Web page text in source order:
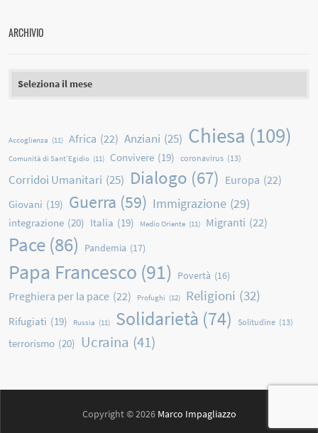
ARCHIVIO
Accoglienza (11) Africa (22) Anziani (25) Chiesa (109)
Comunità di Sant'Egidio (11) Convivere (19) coronavirus (13)
Corridoi Umanitari (25) Dialogo (67) Europa (22)
Giovani (19) Guerra (59) Immigrazione (29)
integrazione (20) Italia (19) Medio Oriente (11) Migranti (22)
Pace (86) Pandemia (17)
Papa Francesco (91) Povertà (16)
Preghiera per la pace (22) Profughi (12) Religioni (32)
Rifugiati (19) Russia (11) Solidarietà (74) Solitudine (13)
terrorismo (20) Ucraina (41)
Copyright © 2026 Marco Impagliazzo